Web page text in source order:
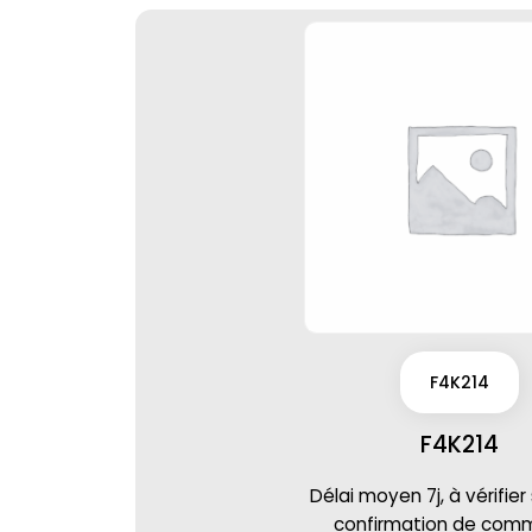
F4K214
F4K214
Délai moyen 7j, à
confirmation de